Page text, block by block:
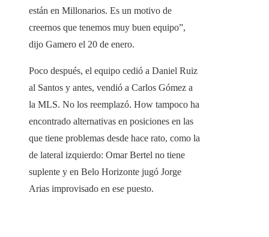
están en Millonarios. Es un motivo de
creernos que tenemos muy buen equipo”,
dijo Gamero el 20 de enero.
Poco después, el equipo cedió a Daniel Ruiz
al Santos y antes, vendió a Carlos Gómez a
la MLS. No los reemplazó. How tampoco ha
encontrado alternativas en posiciones en las
que tiene problemas desde hace rato, como la
de lateral izquierdo: Omar Bertel no tiene
suplente y en Belo Horizonte jugó Jorge
Arias improvisado en ese puesto.